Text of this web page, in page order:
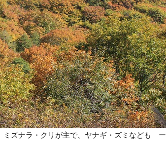
ズナラ・クリが主で、ヤナギ・ズミなども ー